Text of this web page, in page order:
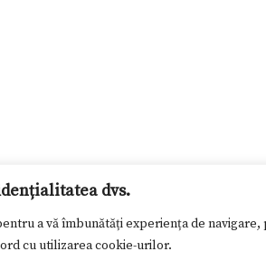
dvs.
a vă îmbunătăți experiența de
cu utilizarea cookie-urilor.